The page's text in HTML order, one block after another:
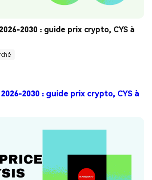
2030 : guide prix crypto, CYS à
2030 : guide prix crypto, CYS à